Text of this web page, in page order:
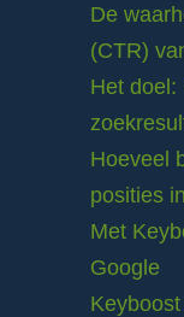
De
(CTR)
Het doel:
Hoeveel
posities
Met
Google